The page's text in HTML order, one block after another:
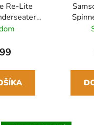
Re-Lite
Climbing
55cm